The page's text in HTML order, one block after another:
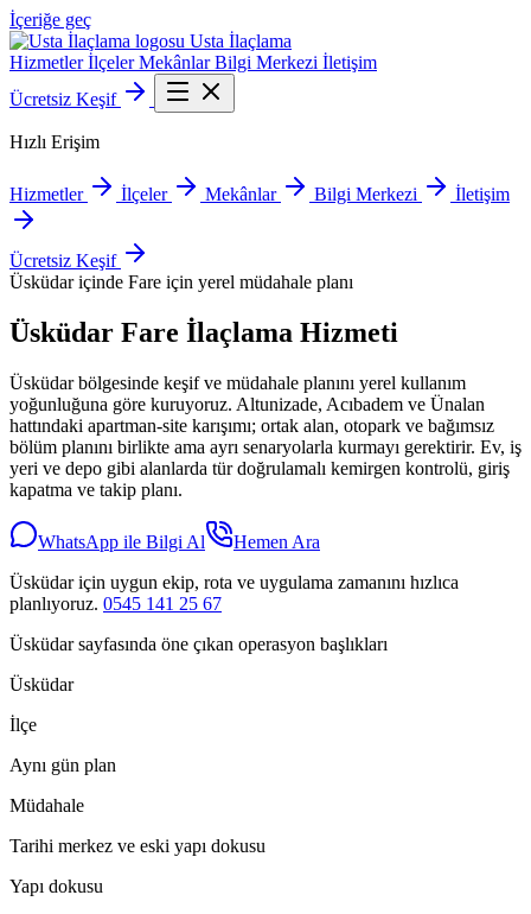
İçeriğe geç
Usta İlaçlama
HizmetlerİlçelerMekânlarBilgi Merkezi İletişim
Ücretsiz Keşif
Hızlı Erişim
Hizmetler İlçeler Mekânlar Bilgi Merkezi İletişim
Ücretsiz Keşif
Üsküdar içinde Fare için yerel müdahale planı
Üsküdar Fare İlaçlama Hizmeti
Üsküdar bölgesinde keşif ve müdahale planını yerel kullanım
yoğunluğuna göre kuruyoruz. Altunizade, Acıbadem ve Ünalan
hattındaki apartman-site karışımı; ortak alan, otopark ve bağımsız
bölüm planını birlikte ama ayrı senaryolarla kurmayı gerektirir. Ev, iş
yeri ve depo gibi alanlarda tür doğrulamalı kemirgen kontrolü, giriş
kapatma ve takip planı.
WhatsApp ile Bilgi Al
Hemen Ara
Üsküdar için uygun ekip, rota ve uygulama zamanını hızlıca
planlıyoruz. 0545 141 25 67
Üsküdar sayfasında öne çıkan operasyon başlıkları
Üsküdar
İlçe
Aynı gün plan
Müdahale
Tarihi merkez ve eski yapı dokusu
Yapı dokusu